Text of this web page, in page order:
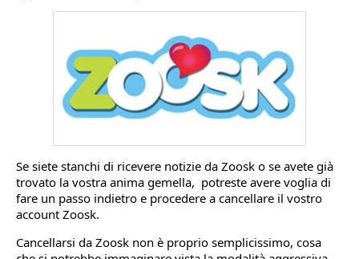
Se siete stanchi di ricevere notizie da Zoosk o se avete già
trovato la vostra anima gemella, potreste avere voglia di
fare un passo indietro e procedere a cancellare il vostro
account Zoosk.
Cancellarsi da Zoosk non è proprio semplicissimo, cosa